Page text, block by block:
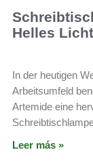
Helles
In der heutigen
Arbeitsumfeld
Artemide eine
Leer más »